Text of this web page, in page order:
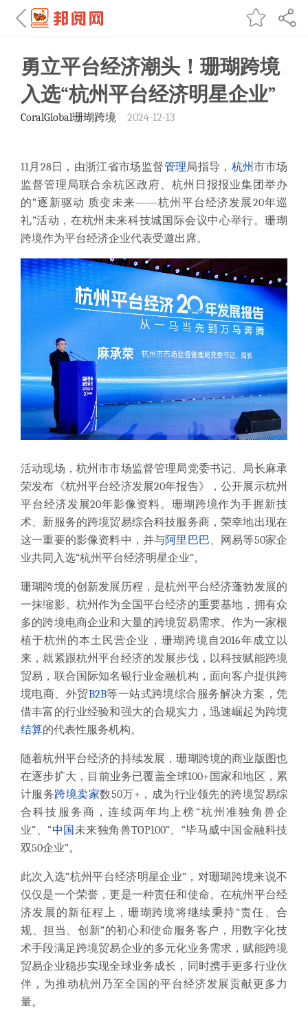
勇立平台经济潮头！珊瑚跨境
入选“杭州平台经济明星企业”
CoralGlobal珊瑚跨境 2024-12-13
11月28日，由浙江省市场监督管理局指导， 杭州市市场
监督管理局联合余杭区政府、杭州日报报业集团举办
的“逐新驱动 质变未来——杭州平台经济发展20年巡
礼”活动，在杭州未来科技城国际会议中心举行。珊瑚
跨境作为平台经济企业代表受邀出席。
活动现场，杭州市市场监督管理局党委书记、局长麻承
荣发布《杭州平台经济发展20年报告》，公开展示杭州
平台经济发展20年影像资料。珊瑚跨境作为手握新技
术、新服务的跨境贸易综合科技服务商，荣幸地出现在
这一重要的影像资料中，并与阿里巴巴、网易等50家企
业共同入选“杭州平台经济明星企业”。
珊瑚跨境的创新发展历程，是杭州平台经济蓬勃发展的
一抹缩影。杭州作为全国平台经济的重要基地，拥有众
多的跨境电商企业和大量的跨境贸易需求。作为一家根
植于杭州的本土民营企业，珊瑚跨境自2016年成立以
来，就紧跟杭州平台经济的发展步伐，以科技赋能跨境
贸易，联合国际知名银行业金融机构，面向客户提供跨
境电商、外贸B2B等一站式跨境综合服务解决方案，凭
借丰富的行业经验和强大的合规实力，迅速崛起为跨境
结算的代表性服务机构。
随着杭州平台经济的持续发展，珊瑚跨境的商业版图也
在逐步扩大，目前业务已覆盖全球100+国家和地区，累
计服务跨境卖家数50万+，成为行业领先的跨境贸易综
合科技服务商，连续两年均上榜“杭州准独角兽企
业”、“中国 未来独角兽TOP100”、“毕马威中国金融科技
双50企业”。
此次入选“杭州平台经济明星企业”，对珊瑚跨境来说不
仅仅是一个荣誉，更是一种责任和使命。在杭州平台经
济发展的新征程上，珊瑚跨境将继续秉持“责任、合
规、担当、创新”的初心和使命服务客户，用数字化技
术手段满足跨境贸易企业的多元化业务需求，赋能跨境
贸易企业稳步实现全球业务成长，同时携手更多行业伙
伴，为推动杭州乃至全国的平台经济发展贡献更多力
量。